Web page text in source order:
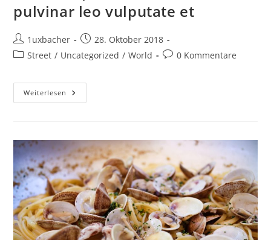
pulvinar leo vulputate et
1uxbacher
28. Oktober 2018
Street / Uncategorized / World 0 Kommentare
Weiterlesen